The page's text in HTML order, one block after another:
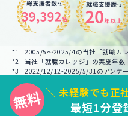
*1 : 2005/5～2025/4の当社「就職カ
*2 : 当社「就職カレッジ」の実施年数
*3 : 2022/12/12-2025/5/31のアンケ
＼ 未経験でも正
最短1分登